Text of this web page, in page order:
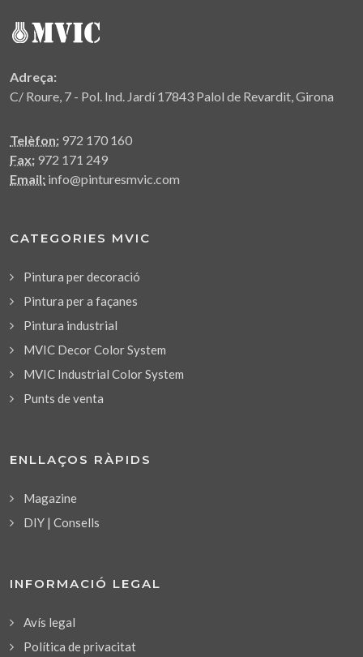
Adreça:
C/ Roure, 7 - Pol. Ind. Jardí 17843 Palol de Revardit, Girona
Telèfon: 972 170 160
Fax: 972 171 249
Email: info@pinturesmvic.com
CATEGORIES MVIC
Pintura per decoració
Pintura per a façanes
Pintura industrial
MVIC Decor Color System
MVIC Industrial Color System
Punts de venta
ENLLAÇOS RÀPIDS
Magazine
DIY | Consells
INFORMACIÓ LEGAL
Avís legal
Política de privacitat